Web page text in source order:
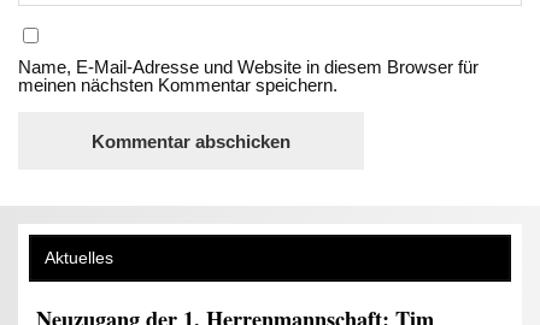
Name, E-Mail-Adresse und Website in diesem Browser für
meinen nächsten Kommentar speichern.
Aktuelles